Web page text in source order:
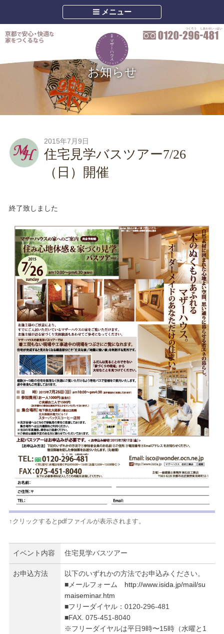
メニュー
お知らせ
2015年7月9日
住宅見学バスツアー7/26
（日）開催
終了致しました
↑クリックするとpdfファイルが表示されます。
イベント内容 住宅見学バスツアー
お申込方法
以下のいずれかの方法でお申込みください。
■メールフォーム http://www.isida.jp/mail/su
maiseminar.htm
■フリーダイヤル：0120-296-481
■FAX. 075-451-8040
※フリーダイヤルは平日9時〜15時（水曜と1